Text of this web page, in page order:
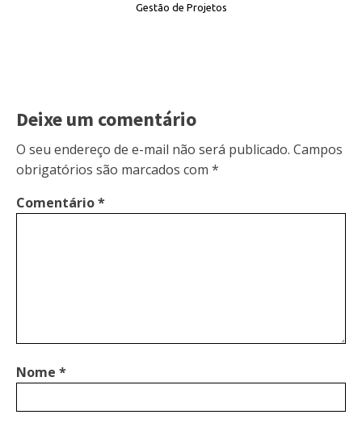
Gestão de Projetos
Deixe um comentário
O seu endereço de e-mail não será publicado. Campos
obrigatórios são marcados com *
Comentário*
Nome *